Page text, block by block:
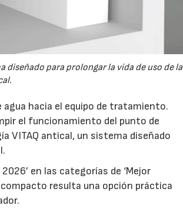
para prolongar la vida de uso de la
hacia el equipo de tratamiento.
el funcionamiento del punto de
VITAQ antical, un sistema diseñado
en las categorías de ‘Mejor
compacto resulta una opción práctica